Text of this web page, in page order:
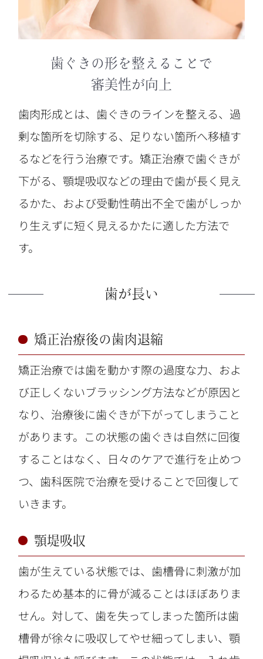
歯ぐきの形を整えることで
審美性が向上
歯肉形成とは、歯ぐきのラインを整える、過
剰な箇所を切除する、足りない箇所へ移植す
るなどを行う治療です。矯正治療で歯ぐきが
下がる、顎堤吸収などの理由で歯が長く見え
るかた、および受動性萌出不全で歯がしっか
り生えずに短く見えるかたに適した方法で
す。
歯が長い
矯正治療後の歯肉退縮
矯正治療では歯を動かす際の過度な力、およ
び正しくないブラッシング方法などが原因と
なり、治療後に歯ぐきが下がってしまうこと
があります。この状態の歯ぐきは自然に回復
することはなく、日々のケアで進行を止めつ
つ、歯科医院で治療を受けることで回復して
いきます。
顎堤吸収
歯が生えている状態では、歯槽骨に刺激が加
わるため基本的に骨が減ることはほぼありま
せん。対して、歯を失ってしまった箇所は歯
槽骨が徐々に吸収してやせ細ってしまい、顎